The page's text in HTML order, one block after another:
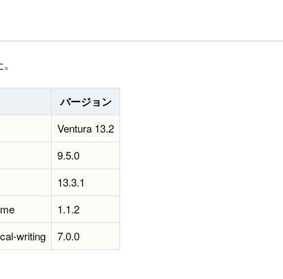
バージョン
Ventura 13.2
9.5.0
13.3.1
1.1.2
writing
7.0.0